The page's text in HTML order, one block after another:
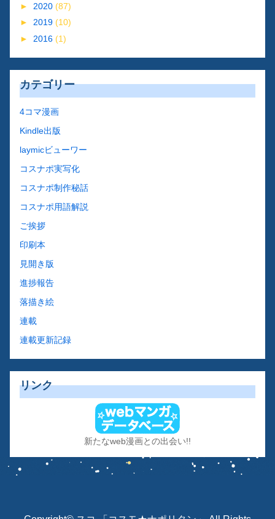
► 2020 (87)
► 2019 (10)
► 2016 (1)
カテゴリー
4コマ漫画
Kindle出版
laymicビューワー
コスナポ実写化
コスナポ制作秘話
コスナポ用語解説
ご挨拶
印刷本
見開き版
進捗報告
落描き絵
連載
連載更新記録
リンク
新たなweb漫画との出会い!!